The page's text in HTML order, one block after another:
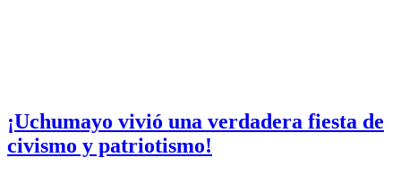
¡Uchumayo vivió una verdadera fiesta de
civismo y patriotismo!